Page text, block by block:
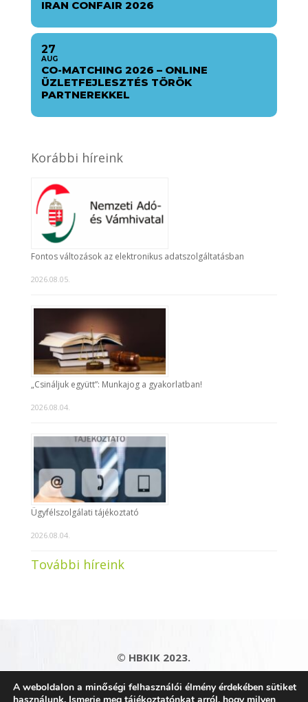
IRAN CONFAIR 2026
27
AUG
CO-MATCHING 2026 – ONLINE
ÜZLETFEJLESZTÉS TÖRÖK
PARTNEREKKEL
Korábbi híreink
Fontos változások az elektronikus adatszolgáltatásban
2026.08.05.
„Csináljuk együtt”: Munkajog a gyakorlatban!
2026.08.04.
Ügyfélszolgálati tájékoztató
2026.08.04.
További híreink
© HBKIK 2023.
Adatkezelési tájékoztató|Impresszum|
Kapcsolat|Honlaptérkép
A weboldalon a minőségi felhasználói élmény érdekében sütiket